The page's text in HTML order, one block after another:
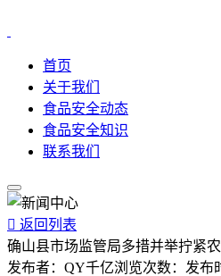
首页
关于我们
食品安全动态
食品安全知识
联系我们
 返回列表
确山县市场监管局多措并举拧紧
发布者： QY千亿浏览次数： 发布